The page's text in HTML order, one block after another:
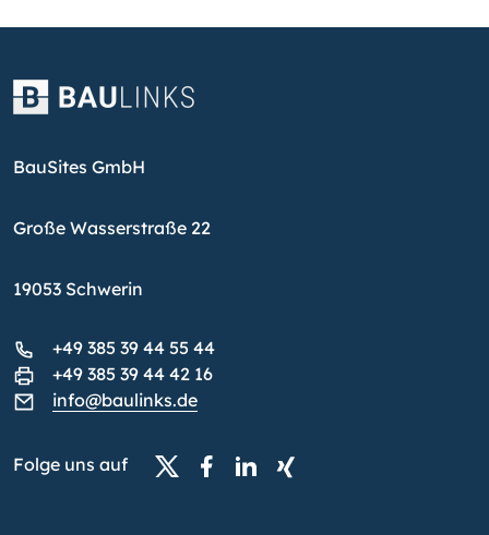
BauSites GmbH
Große Wasserstraße 22
19053 Schwerin
+49 385 39 44 55 44
+49 385 39 44 42 16
info@baulinks.de
Folge uns auf